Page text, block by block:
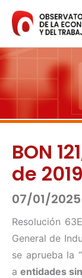
contenido
BON
de 2019
07/01/2025
Resolución
General de
se aprueba la
aentidades